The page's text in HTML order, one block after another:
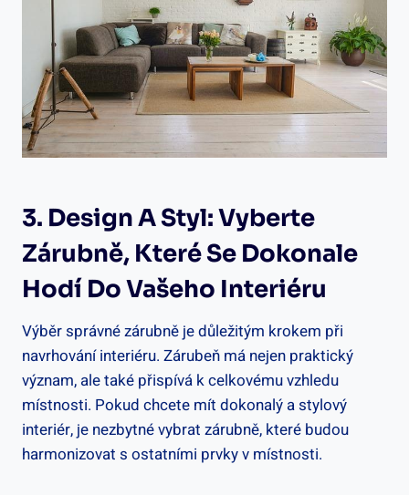
3. Design A Styl: Vyberte
Zárubně, Které Se Dokonale
Hodí Do Vašeho Interiéru
Výběr správné zárubně je důležitým krokem při
navrhování interiéru. Zárubeň má nejen praktický
význam, ale také přispívá k celkovému vzhledu
místnosti. Pokud chcete mít dokonalý a stylový
interiér, je nezbytné vybrat zárubně, které budou
harmonizovat s ostatními prvky v místnosti.